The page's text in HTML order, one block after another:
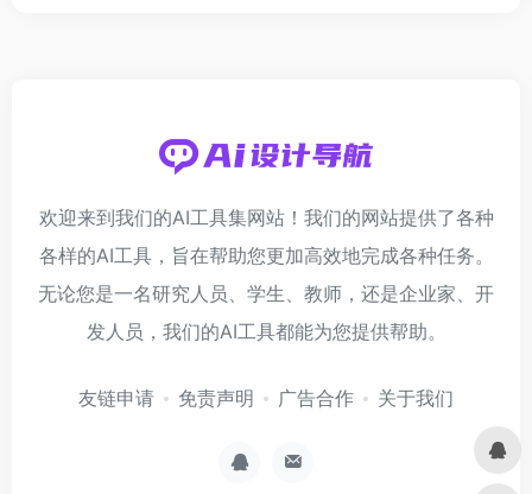
欢迎来到我们的AI工具集网站！我们的网站提供了各种
各样的AI工具，旨在帮助您更加高效地完成各种任务。
无论您是一名研究人员、学生、教师，还是企业家、开
发人员，我们的AI工具都能为您提供帮助。
友链申请 免责声明 广告合作 关于我们